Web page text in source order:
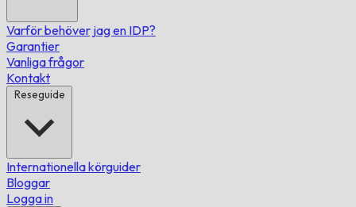
Varför behöver jag en IDP?
Garantier
Vanliga frågor
Kontakt
Reseguide
Internationella körguider
Bloggar
Logga in